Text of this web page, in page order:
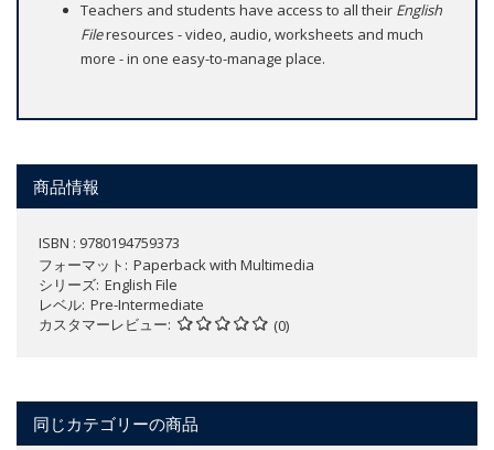
Teachers and students have access to all their English
Fileresources - video, audio, worksheets and much
more - in one easy-to-manage place.
商品情報
ISBN : 9780194759373
フォーマット
Paperback with Multimedia
シリーズ English File
レベル Pre-Intermediate
カスタマーレビュー
(0)
同じカテゴリーの商品